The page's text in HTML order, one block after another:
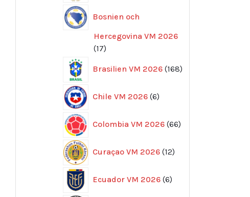
Bosnien och
Hercegovina VM 2026
1717
Brasilien VM 2026 168
produkter
Chile VM 2026 6
produkter
Colombia VM 2026 66
produkter
Curaçao VM 2026 12
produkter
Ecuador VM 2026 6
produkter